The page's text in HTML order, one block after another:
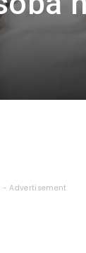
- Advertisement